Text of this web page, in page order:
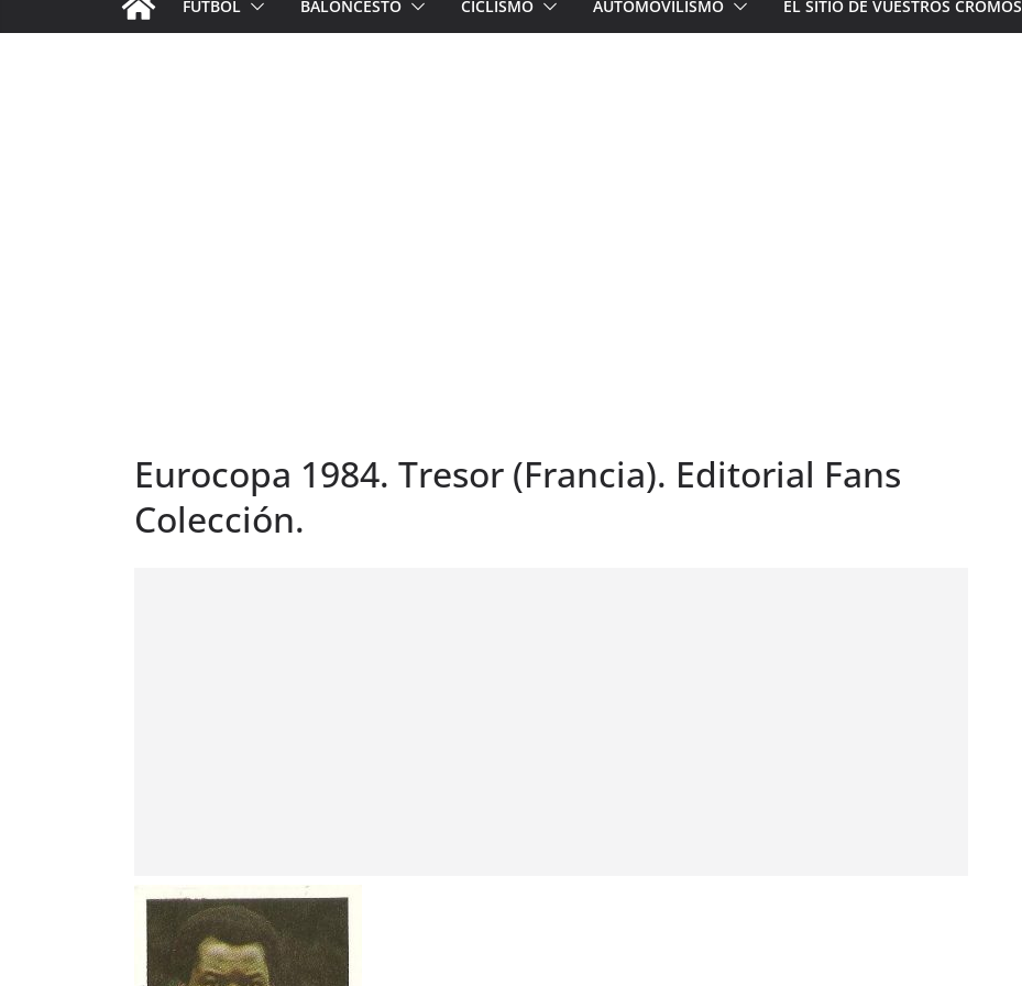
FÚTBOL BALONCESTO CICLISMO AUTOMOVILISMO EL SITIO DE VUESTROS CROMOS
Eurocopa 1984. Tresor (Francia). Editorial Fans
Colección.